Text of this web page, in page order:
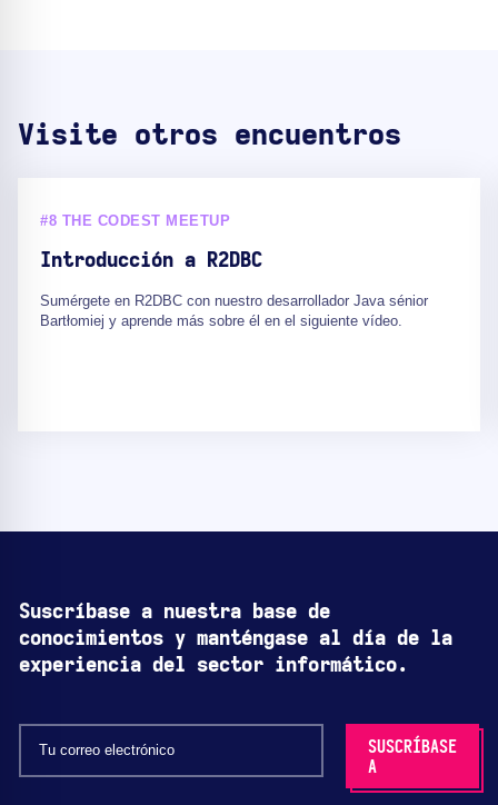
Visite otros encuentros
#8 THE CODEST MEETUP
Introducción a R2DBC
Sumérgete en R2DBC con nuestro desarrollador Java sénior
Bartłomiej y aprende más sobre él en el siguiente vídeo.
Suscríbase a nuestra base de
conocimientos y manténgase al día de la
experiencia del sector informático.